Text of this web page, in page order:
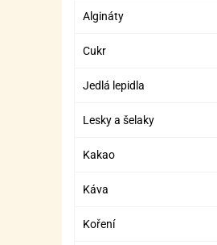
Algináty
Cukr
Jedlá lepidla
Lesky a šelaky
Kakao
Káva
Koření